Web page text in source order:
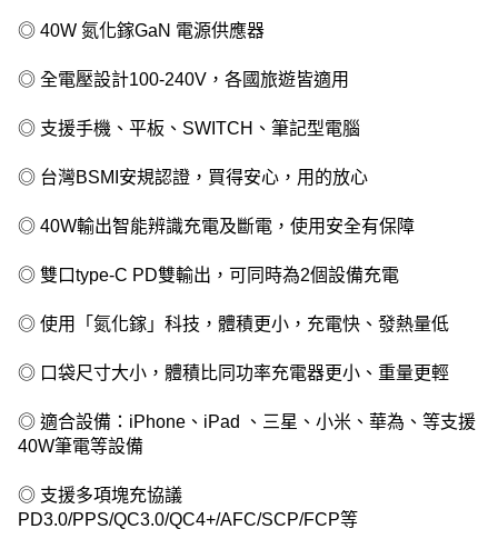
◎ 40W 氮化鎵GaN 電源供應器
◎ 全電壓設計100-240V，各國旅遊皆適用
◎ 支援手機、平板、SWITCH、筆記型電腦
◎ 台灣BSMI安規認證，買得安心，用的放心
◎ 40W輸出智能辨識充電及斷電，使用安全有保障
◎ 雙口type-C PD雙輸出，可同時為2個設備充電
◎ 使用「氮化鎵」科技，體積更小，充電快、發熱量低
◎ 口袋尺寸大小，體積比同功率充電器更小、重量更輕
◎ 適合設備：iPhone、iPad 、三星、小米、華為、等支援
40W筆電等設備
◎ 支援多項塊充協議
PD3.0/PPS/QC3.0/QC4+/AFC/SCP/FCP等